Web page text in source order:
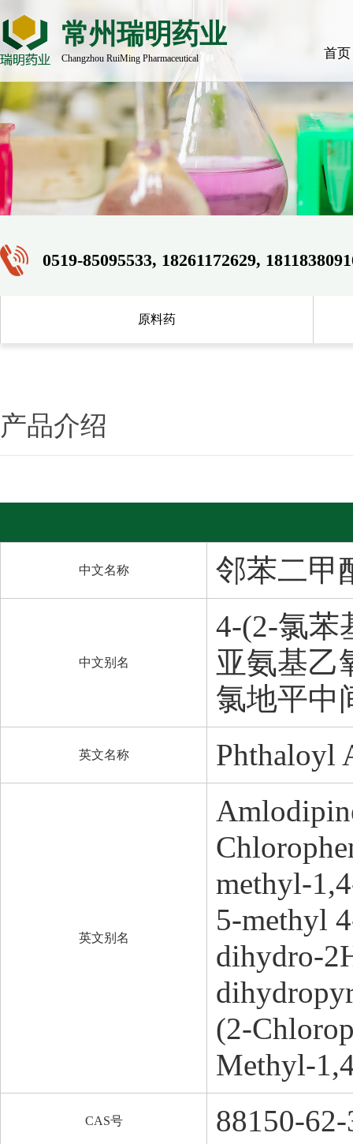
常州瑞明药业
Changzhou RuiMing Pharmaceutical 首页
0519-85095533, 18261172629,
原料药
产品介绍
中文名称 邻苯二甲
中文别名
4-(2-氯苯
亚氨基乙
氯地平中
英文名称 Phthaloyl
英文别名
methyl-
5-methyl
dihydro-
(2-
Methyl-
CAS号 88150-62-